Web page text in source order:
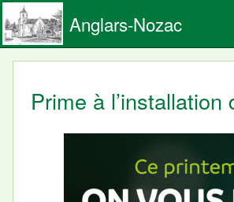
Anglars-Nozac
Prime à l’installation